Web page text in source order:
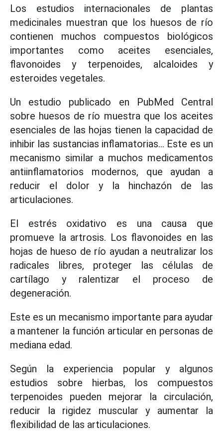
Los estudios internacionales de plantas
medicinales muestran que los huesos de río
contienen muchos compuestos biológicos
importantes como aceites esenciales,
flavonoides y terpenoides, alcaloides y
esteroides vegetales.
Un estudio publicado en PubMed Central
sobre huesos de río muestra que los aceites
esenciales de las hojas tienen la capacidad de
inhibir las sustancias inflamatorias... Este es un
mecanismo similar a muchos medicamentos
antiinflamatorios modernos, que ayudan a
reducir el dolor y la hinchazón de las
articulaciones.
El estrés oxidativo es una causa que
promueve la artrosis. Los flavonoides en las
hojas de hueso de río ayudan a neutralizar los
radicales libres, proteger las células de
cartílago y ralentizar el proceso de
degeneración.
Este es un mecanismo importante para ayudar
a mantener la función articular en personas de
mediana edad.
Según la experiencia popular y algunos
estudios sobre hierbas, los compuestos
terpenoides pueden mejorar la circulación,
reducir la rigidez muscular y aumentar la
flexibilidad de las articulaciones.